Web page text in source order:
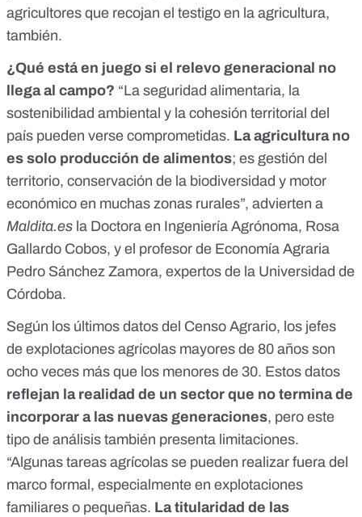
agricultores que recojan el testigo en la agricultura,
también.
¿Qué está en juego si el relevo generacional no
llega al campo? “La seguridad alimentaria, la
sostenibilidad ambiental y la cohesión territorial del
país pueden verse comprometidas. La agricultura no
es solo producción de alimentos; es gestión del
territorio, conservación de la biodiversidad y motor
económico en muchas zonas rurales”, advierten a
Maldita.es la Doctora en Ingeniería Agrónoma, Rosa
Gallardo Cobos, y el profesor de Economía Agraria
Pedro Sánchez Zamora, expertos de la Universidad de
Córdoba.
Según los últimos datos del Censo Agrario, los jefes
de explotaciones agrícolas mayores de 80 años son
ocho veces más que los menores de 30. Estos datos
reflejan la realidad de un sector que no termina de
incorporar a las nuevas generaciones, pero este
tipo de análisis también presenta limitaciones.
“Algunas tareas agrícolas se pueden realizar fuera del
marco formal, especialmente en explotaciones
familiares o pequeñas. La titularidad de las